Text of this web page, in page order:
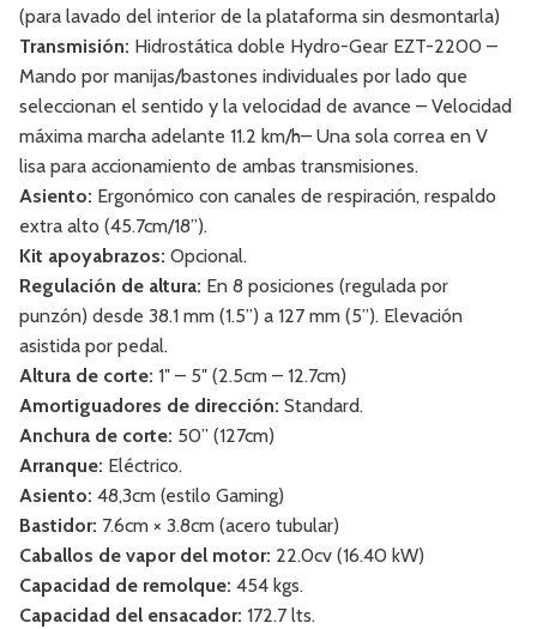
(para lavado del interior de la plataforma sin desmontarla)
Transmisión: Hidrostática doble Hydro-Gear EZT-2200 –
Mando por manijas/bastones individuales por lado que
seleccionan el sentido y la velocidad de avance – Velocidad
máxima marcha adelante 11.2 km/h– Una sola correa en V
lisa para accionamiento de ambas transmisiones.
Asiento: Ergonómico con canales de respiración, respaldo
extra alto (45.7cm/18”).
Kit apoyabrazos: Opcional.
Regulación de altura: En 8 posiciones (regulada por
punzón) desde 38.1 mm (1.5”) a 127 mm (5”). Elevación
asistida por pedal.
Altura de corte: 1″ – 5″ (2.5cm – 12.7cm)
Amortiguadores de dirección: Standard.
Anchura de corte: 50” (127cm)
Arranque: Eléctrico.
Asiento: 48,3cm (estilo Gaming)
Bastidor: 7.6cm × 3.8cm (acero tubular)
Caballos de vapor del motor: 22.0cv (16.40 kW)
Capacidad de remolque: 454 kgs.
Capacidad del ensacador: 172.7 lts.